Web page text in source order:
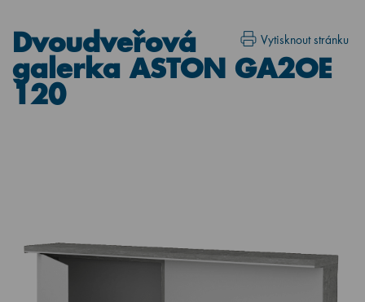
Vytisknout stránku
Dvoudveřová
galerka ASTON GA2OE
120